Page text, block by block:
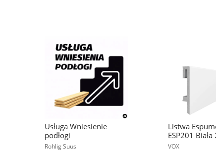
Usługa Wniesienie
podłogi
Rohlig Suus
Listwa
ESP201
VOX